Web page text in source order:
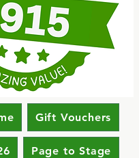
Gift Vouchers
Page to Stage